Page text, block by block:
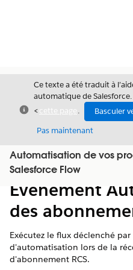
Fermer
Ce texte a été traduit à
automatique de
<cette page .
Basculer
Pas maintenant
Automatisation de vos
Salesforce FlowAfficher la table des
Table des
matières
Événement
des
Exécutez le flux déclenché
d'automatisation lors de la
d'abonnement RCS.